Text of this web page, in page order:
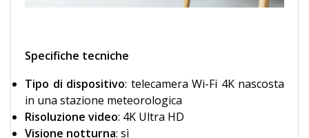
Specifiche tecniche
Tipo di dispositivo: telecamera Wi-Fi 4K nascosta
in una stazione meteorologica
Risoluzione video: 4K Ultra HD
Visione notturna: sì